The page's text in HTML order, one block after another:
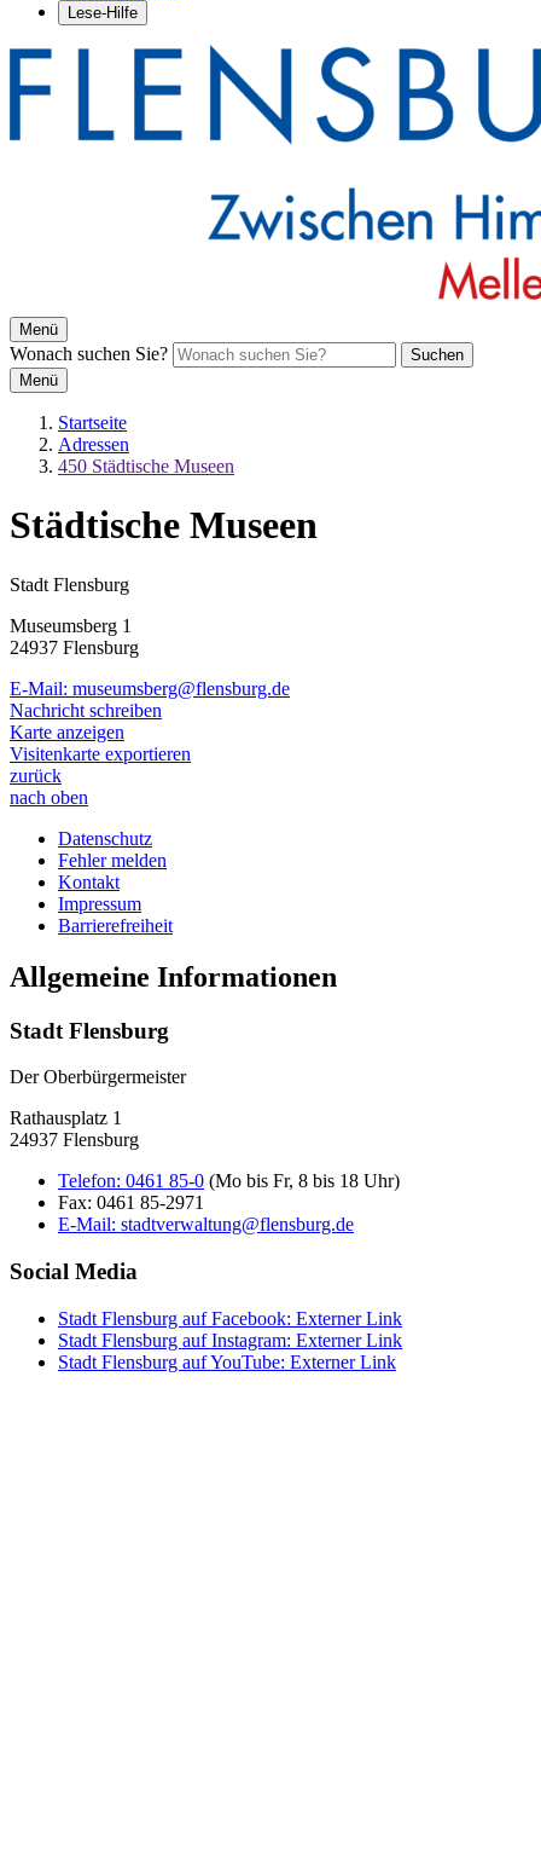
Lese-Hilfe
Menü
Wonach suchen Sie?
Suchen
Menü
Startseite
Adressen
450 Städtische Museen
Städtische Museen
Stadt Flensburg
Museumsberg 1
24937 Flensburg
E-Mail: museumsberg@flensburg.de
Nachricht schreiben
Karte anzeigen
Visitenkarte exportieren
zurück
nach oben
Datenschutz
Fehler melden
Kontakt
Impressum
Barrierefreiheit
Allgemeine Informationen
Stadt Flensburg
Der Oberbürgermeister
Rathausplatz 1
24937 Flensburg
Telefon: 0461 85-0 (Mo bis Fr, 8 bis 18 Uhr)
Fax: 0461 85-2971
E-Mail: stadtverwaltung@flensburg.de
Social Media
Stadt Flensburg auf Facebook: Externer Link
Stadt Flensburg auf Instagram: Externer Link
Stadt Flensburg auf YouTube: Externer Link